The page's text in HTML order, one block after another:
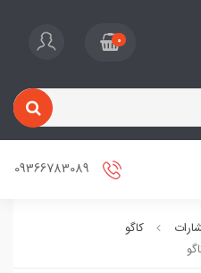
0
کاگو